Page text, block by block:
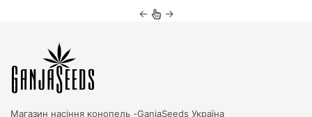
← →
Магазин насіння конопель -GanjaSeeds Україна